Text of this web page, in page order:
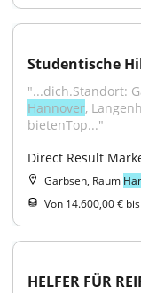
Studentische
Hannover,
bietenTop..."
Direct Result
Garbsen, Raum
Von 14.600,00 €
HELFER FÜR